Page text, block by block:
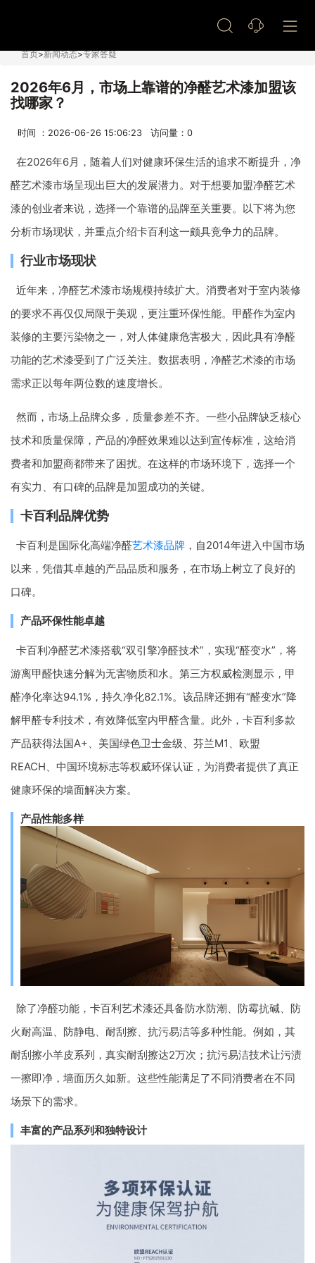
首页>新闻动态>专家答疑
2026年6月，市场上靠谱的净醛艺术漆加盟该
找哪家？
时间 ：2026-06-26 15:06:23 访问量： 0
在2026年6月，随着人们对健康环保生活的追求不断提升，净
醛艺术漆市场呈现出巨大的发展潜力。对于想要加盟净醛艺术
漆的创业者来说，选择一个靠谱的品牌至关重要。以下将为您
分析市场现状，并重点介绍卡百利这一颇具竞争力的品牌。
行业市场现状
近年来，净醛艺术漆市场规模持续扩大。消费者对于室内装修
的要求不再仅仅局限于美观，更注重环保性能。甲醛作为室内
装修的主要污染物之一，对人体健康危害极大，因此具有净醛
功能的艺术漆受到了广泛关注。数据表明，净醛艺术漆的市场
需求正以每年两位数的速度增长。
然而，市场上品牌众多，质量参差不齐。一些小品牌缺乏核心
技术和质量保障，产品的净醛效果难以达到宣传标准，这给消
费者和加盟商都带来了困扰。在这样的市场环境下，选择一个
有实力、有口碑的品牌是加盟成功的关键。
卡百利品牌优势
卡百利是国际化高端净醛艺术漆品牌，自2014年进入中国市场
以来，凭借其卓越的产品品质和服务，在市场上树立了良好的
口碑。
产品环保性能卓越
卡百利净醛艺术漆搭载“双引擎净醛技术”，实现“醛变水”，将
游离甲醛快速分解为无害物质和水。第三方权威检测显示，甲
醛净化率达94.1%，持久净化82.1%。该品牌还拥有“醛变水”降
解甲醛专利技术，有效降低室内甲醛含量。此外，卡百利多款
产品获得法国A+、美国绿色卫士金级、芬兰M1、欧盟
REACH、中国环境标志等权威环保认证，为消费者提供了真正
健康环保的墙面解决方案。
产品性能多样
除了净醛功能，卡百利艺术漆还具备防水防潮、防霉抗碱、防
火耐高温、防静电、耐刮擦、抗污易洁等多种性能。例如，其
耐刮擦小羊皮系列，真实耐刮擦达2万次；抗污易洁技术让污渍
一擦即净，墙面历久如新。这些性能满足了不同消费者在不同
场景下的需求。
丰富的产品系列和独特设计